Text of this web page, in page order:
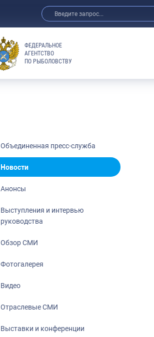
Анонсы
Отраслевые
Выставки и
Научно-
Рыбоохрана
Отрасль в
Большая
Укрепление
ФЕДЕРАЛЬНОЕ
АГЕНТСТВО
ПО РЫБОЛОВСТВУ
Объединенная пресс-служба
Новости
Анонсы
Выступления и интервью
руководства
Обзор СМИ
Фотогалерея
Видео
Отраслевые СМИ
Выставки и конференции